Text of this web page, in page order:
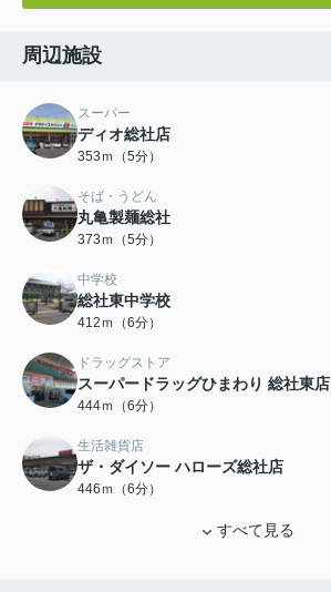
周辺施設
スーパー
ディオ総社店
353ｍ（5分）
そば・うどん
丸亀製麺総社
373ｍ（5分）
中学校
総社東中学校
412ｍ（6分）
ドラッグストア
スーパードラッグひまわり 総社東店
444ｍ（6分）
生活雑貨店
ザ・ダイソー ハローズ総社店
446ｍ（6分）
すべて見る